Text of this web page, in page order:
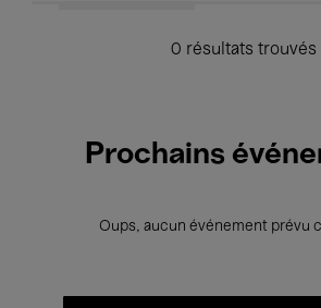
0 résultats trouvés
Prochains
Oups, aucun événement prévu